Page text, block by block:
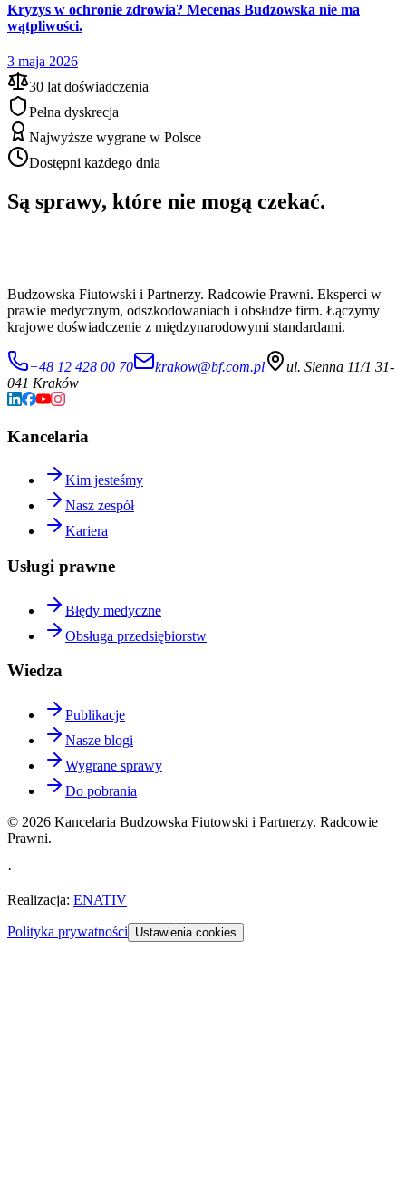
Kryzys w ochronie zdrowia? Mecenas Budzowska nie ma
wątpliwości.
3 maja 2026
30 lat doświadczenia
Pełna dyskrecja
Najwyższe wygrane w Polsce
Dostępni każdego dnia
Są sprawy, które nie mogą czekać.
Budzowska Fiutowski i Partnerzy. Radcowie Prawni. Eksperci w
prawie medycznym, odszkodowaniach i obsłudze firm. Łączymy
krajowe doświadczenie z międzynarodowymi standardami.
+48 12 428 00 70 krakow@bf.com.pl
ul. Sienna 11/1 31-
041 Kraków
Kancelaria
Kim jesteśmy
Nasz zespół
Kariera
Usługi prawne
Błędy medyczne
Obsługa przedsiębiorstw
Wiedza
Publikacje
Nasze blogi
Wygrane sprawy
Do pobrania
© 2026 Kancelaria Budzowska Fiutowski i Partnerzy. Radcowie
Prawni.
·
Realizacja: ENATIV
Polityka prywatności Ustawienia cookies